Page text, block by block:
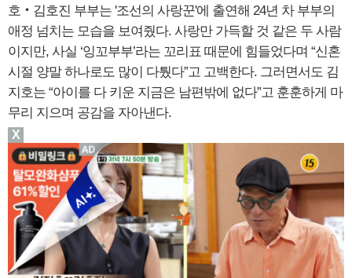
호‧김호진 부부는 '조선의 사랑꾼'에 출연해 24년 차 부부의
애정 넘치는 모습을 보여줬다. 사랑만 가득할 것 같은 두 사람
이지만, 사실 ‘잉꼬부부’라는 꼬리표 때문에 힘들었다며 “신혼
시절 양말 하나로도 많이 다퉜다”고 고백한다. 그러면서도 김
지호는 “아이를 다 키운 지금은 남편밖에 없다”고 훈훈하게 마
무리 지으며 공감을 자아낸다.
X